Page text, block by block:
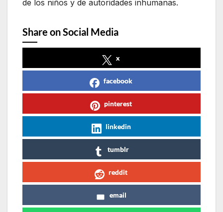
de los niños y de autoridades inhumanas.
Share on Social Media
x
facebook
pinterest
linkedin
tumblr
reddit
email